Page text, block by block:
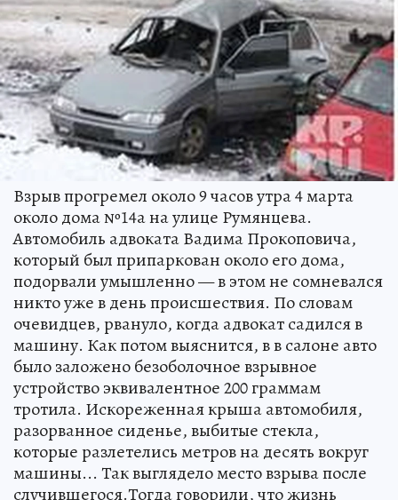
Взрыв прогремел около 9 часов утра 4 марта
около дома №14а на улице Румянцева.
Автомобиль адвоката Вадима Прокоповича,
который был припаркован около его дома,
подорвали умышленно — в этом не сомневался
никто уже в день происшествия. По словам
очевидцев, рвануло, когда адвокат садился в
машину. Как потом выяснится, в в салоне авто
было заложено безоболочное взрывное
устройство эквивалентное 200 граммам
тротила. Искореженная крыша автомобиля,
разорванное сиденье, выбитые стекла,
которые разлетелись метров на десять вокруг
машины... Так выглядело место взрыва после
случившегося.Тогда говорили, что жизнь